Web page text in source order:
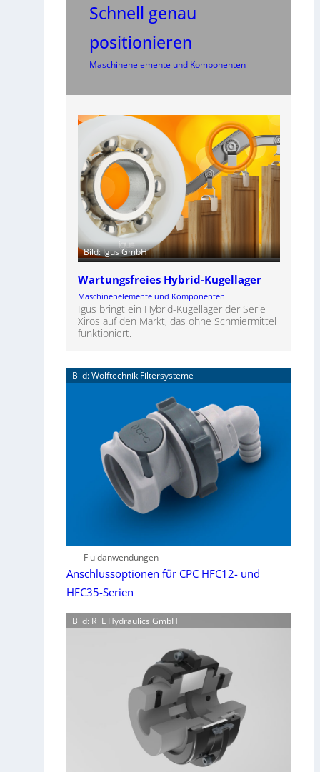
Schnell genau
positionieren
Maschinenelemente und Komponenten
Bild: Igus GmbH
Wartungsfreies Hybrid-Kugellager
Maschinenelemente und Komponenten
Igus bringt ein Hybrid-Kugellager der Serie
Xiros auf den Markt, das ohne Schmiermittel
funktioniert.
Bild: Wolftechnik Filtersysteme
Fluidanwendungen
Anschlussoptionen für CPC HFC12- und
HFC35-Serien
Bild: R+L Hydraulics GmbH